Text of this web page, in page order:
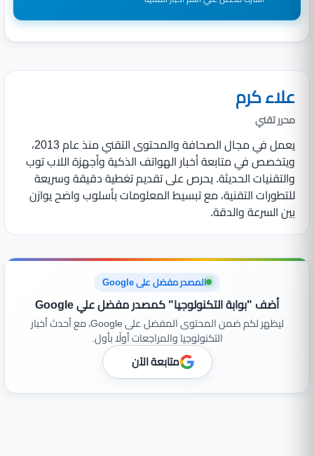
علاء كرم
محرر تقني
يعمل في مجال الصحافة والمحتوى التقني منذ عام 2013،
ويتخصص في متابعة أخبار الهواتف الذكية وأجهزة اللاب توب
والتقنيات الحديثة. يحرص على تقديم تغطية دقيقة وسريعة
للتطورات التقنية، مع تبسيط المعلومات بأسلوب واضح يوازن
بين السرعة والدقة.
المصدر مفضل على Google
أضف "بوابة التكنولوجيا" كمصدر مفضل علي Google
ليظهر لكم ضمن المحتوى المفضل على Google، مع أحدث أخبار
التكنولوجيا والمراجعات أولًا بأول.
متابعة الآن